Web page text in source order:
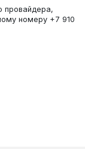
провайдера,
номеру +7 910